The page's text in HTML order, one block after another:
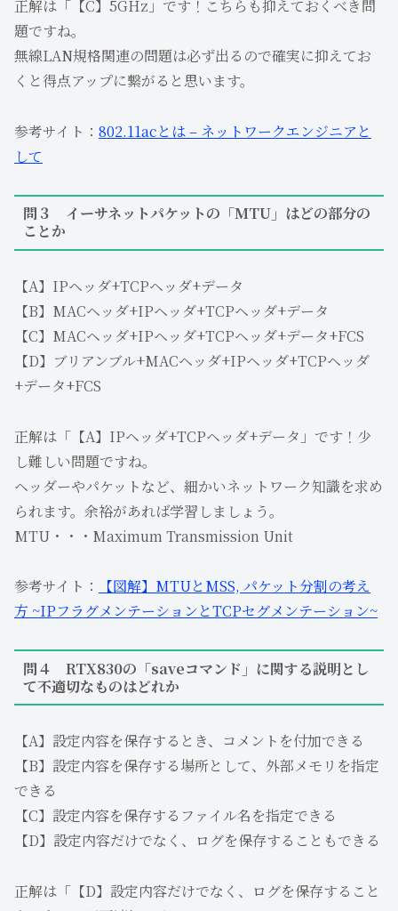
正解は「【C】5GHz」です！こちらも抑えておくべき問
題ですね。
無線LAN規格関連の問題は必ず出るので確実に抑えてお
くと得点アップに繋がると思います。
参考サイト： 802.11acとは – ネットワークエンジニアと
して
問３ イーサネットパケットの「MTU」はどの部分の
ことか
【A】IPヘッダ+TCPヘッダ+データ
【B】MACヘッダ+IPヘッダ+TCPヘッダ+データ
【C】MACヘッダ+IPヘッダ+TCPヘッダ+データ+FCS
【D】ブリアンブル+MACヘッダ+IPヘッダ+TCPヘッダ
+データ+FCS
正解は「【A】IPヘッダ+TCPヘッダ+データ」です！少
し難しい問題ですね。
ヘッダーやパケットなど、細かいネットワーク知識を求め
られます。余裕があれば学習しましょう。
MTU・・・Maximum Transmission Unit
参考サイト：
【図解】MTUとMSS, パケット分割の考え
方 ~IPフラグメンテーションとTCPセグメンテーション~
問４ RTX830の「saveコマンド」に関する説明とし
て不適切なものはどれか
【A】設定内容を保存するとき、コメントを付加できる
【B】設定内容を保存する場所として、外部メモリを指定
できる
【C】設定内容を保存するファイル名を指定できる
【D】設定内容だけでなく、ログを保存することもできる
正解は「【D】設定内容だけでなく、ログを保存すること